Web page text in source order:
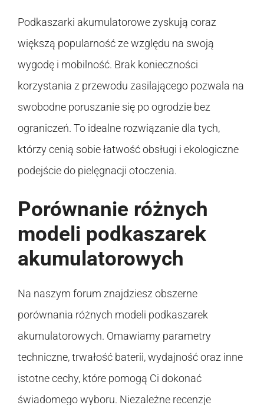
Podkaszarki akumulatorowe zyskują coraz
większą popularność ze względu na swoją
wygodę i mobilność. Brak konieczności
korzystania z przewodu zasilającego pozwala na
swobodne poruszanie się po ogrodzie bez
ograniczeń. To idealne rozwiązanie dla tych,
którzy cenią sobie łatwość obsługi i ekologiczne
podejście do pielęgnacji otoczenia.
Porównanie różnych
modeli podkaszarek
akumulatorowych
Na naszym forum znajdziesz obszerne
porównania różnych modeli podkaszarek
akumulatorowych. Omawiamy parametry
techniczne, trwałość baterii, wydajność oraz inne
istotne cechy, które pomogą Ci dokonać
świadomego wyboru. Niezależne recenzje